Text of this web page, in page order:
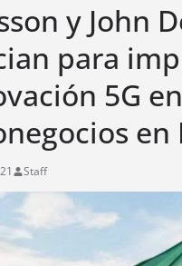
y John
para
5G en
en
Staff